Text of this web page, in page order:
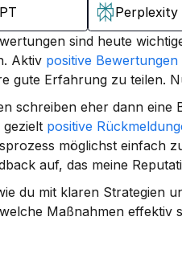
Perplexity
sind heute
Aktiv positive Bewertungen
gute Erfahrung zu teilen.
schreiben eher dann eine
gezielt positive
möglichst einfach
auf, das meine
du mit klaren Strategien
Maßnahmen effektiv